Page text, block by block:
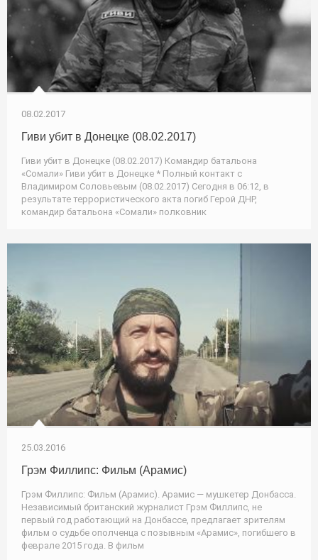
08.02.2017
Гиви убит в Донецке (08.02.2017)
Гиви убит в Донецке (08.02.2017) Командир батальона
«Сомали» Гиви убит в Донецке * Полный контакт с
Владимиром Соловьевым (08.02.2017) Сегодня в 06:12, в
результате террористического акта погиб Герой ДНР,
командир батальона «Сомали» полковник
25.03.2016
Грэм Филлипс: Фильм (Арамис)
Грэм Филлипс: Фильм (Арамис). Арамис — мушкетер Донбасса.
Независимый британский журналист Грэм Филлипс, не
первый год работающий на Донбассе, предлагает зрителям
фильм о судьбе ополченца с позывным «Арамис», погибшего в
феврале 2015 года. В фильм